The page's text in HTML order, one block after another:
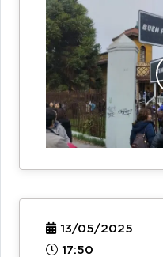
13/05/2025
17:50